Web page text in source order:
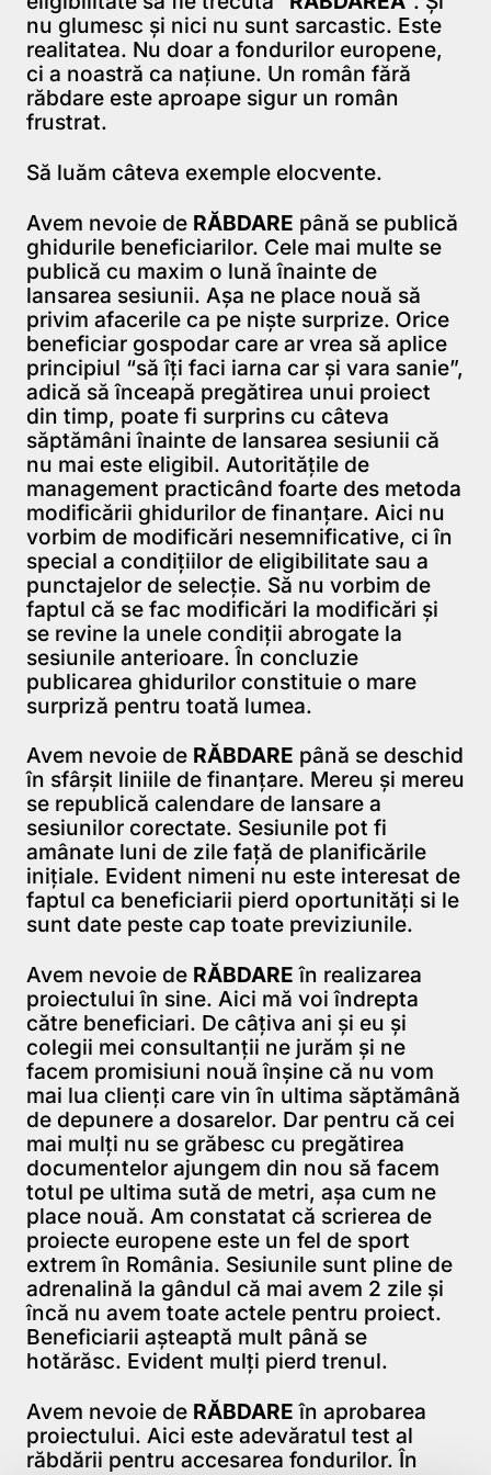
nu glumesc și nici nu sunt sarcastic. Este
realitatea. Nu doar a fondurilor europene,
ci a noastră ca națiune. Un român fără
răbdare este aproape sigur un român
frustrat.
Să luăm câteva exemple elocvente.
Avem nevoie de RĂBDARE până se publică
ghidurile beneficiarilor. Cele mai multe se
publică cu maxim o lună înainte de
lansarea sesiunii. Așa ne place nouă să
privim afacerile ca pe niște surprize. Orice
beneficiar gospodar care ar vrea să aplice
principiul “să îți faci iarna car și vara sanie”,
adică să înceapă pregătirea unui proiect
din timp, poate fi surprins cu câteva
săptămâni înainte de lansarea sesiunii că
nu mai este eligibil. Autoritățile de
management practicând foarte des metoda
modificării ghidurilor de finanțare. Aici nu
vorbim de modificări nesemnificative, ci în
special a condițiilor de eligibilitate sau a
punctajelor de selecție. Să nu vorbim de
faptul că se fac modificări la modificări și
se revine la unele condiții abrogate la
sesiunile anterioare. În concluzie
publicarea ghidurilor constituie o mare
surpriză pentru toată lumea.
Avem nevoie de RĂBDARE până se deschid
în sfârșit liniile de finanțare. Mereu și mereu
se republică calendare de lansare a
sesiunilor corectate. Sesiunile pot fi
amânate luni de zile față de planificările
inițiale. Evident nimeni nu este interesat de
faptul ca beneficiarii pierd oportunități si le
sunt date peste cap toate previziunile.
Avem nevoie de RĂBDAREîn realizarea
proiectului în sine. Aici mă voi îndrepta
către beneficiari. De câțiva ani și eu și
colegii mei consultanții ne jurăm și ne
facem promisiuni nouă înșine că nu vom
mai lua clienți care vin în ultima săptămână
de depunere a dosarelor. Dar pentru că cei
mai mulți nu se grăbesc cu pregătirea
documentelor ajungem din nou să facem
totul pe ultima sută de metri, așa cum ne
place nouă. Am constatat că scrierea de
proiecte europene este un fel de sport
extrem în România. Sesiunile sunt pline de
adrenalină la gândul că mai avem 2 zile și
încă nu avem toate actele pentru proiect.
Beneficiarii așteaptă mult până se
hotărăsc. Evident mulți pierd trenul.
Avem nevoie de RĂBDAREîn aprobarea
proiectului. Aici este adevăratul test al
răbdării pentru accesarea fondurilor. În